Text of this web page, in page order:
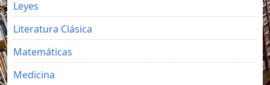
Leyes
Literatura Clásica
Matemáticas
Medicina